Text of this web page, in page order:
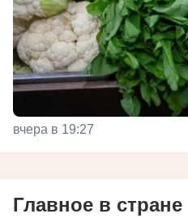
вчера в 19:27
Главное в стране